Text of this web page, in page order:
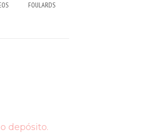
FOULARDS
depósito.